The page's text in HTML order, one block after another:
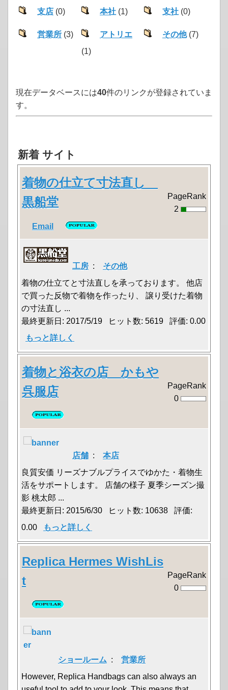
支店 (0) 本社 (1) 支社 (0)
営業所 (3)
アトリエ
(1)
その他(7)
現在データベースには40件のリンクが登録されていま
す。
新着 サイト
着物の仕立て寸法直し
黒船堂
Email
PageRank
2
工房 :
その他
着物の仕立てと寸法直しを承っております。 他店
で買った反物で着物を作ったり、 譲り受けた着物
の寸法直し ...
最終更新日: 2017/5/19 ヒット数: 5619 評価: 0.00
もっと詳しく
着物と浴衣の店 かもや
呉服店
PageRank
0
店舗 :
本店
良質安価 リーズナブルプライスでゆかた・着物生
活をサポートします。 店舗の様子 夏季シーズン撮
影 桃太郎 ...
最終更新日: 2015/6/30 ヒット数: 10638 評価:
0.00
もっと詳しく
Replica Hermes WishLis
t
PageRank
0
ショールーム :
営業所
However, Replica Handbags can also always an